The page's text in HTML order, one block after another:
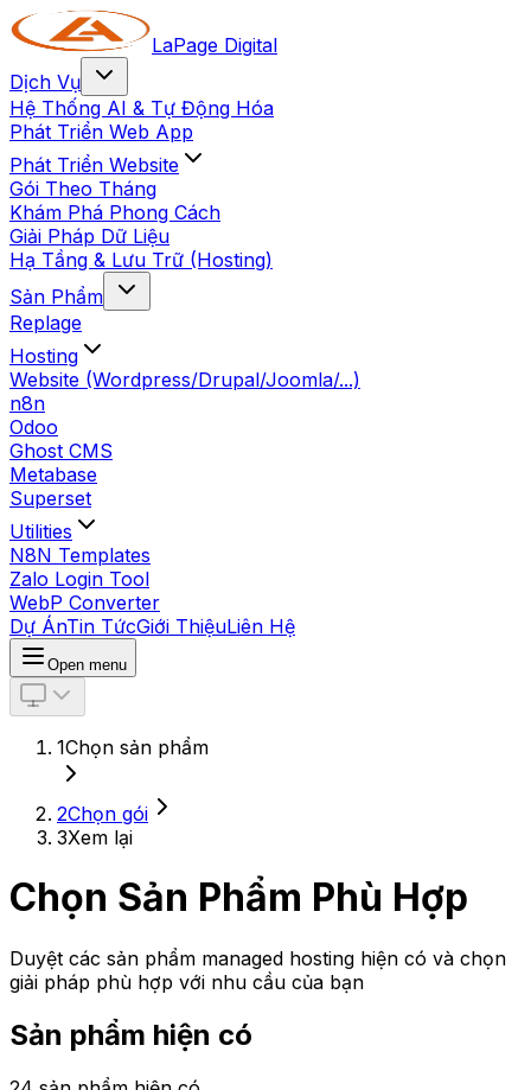
LaPage Digital
Dịch Vụ
Hệ Thống AI & Tự Động Hóa
Phát Triển Web App
Phát Triển Website
Gói Theo Tháng
Khám Phá Phong Cách
Giải Pháp Dữ Liệu
Hạ Tầng & Lưu Trữ (Hosting)
Sản Phẩm
Replage
Hosting
Website (Wordpress/Drupal/Joomla/...)
n8n
Odoo
Ghost CMS
Metabase
Superset
Utilities
N8N Templates
Zalo Login Tool
WebP Converter
Dự ÁnTin TứcGiới ThiệuLiên Hệ
Open menu
1Chọn sản phẩm
2Chọn gói
3Xem lại
Chọn Sản Phẩm Phù Hợp
Duyệt các sản phẩm managed hosting hiện có và chọn
giải pháp phù hợp với nhu cầu của bạn
Sản phẩm hiện có